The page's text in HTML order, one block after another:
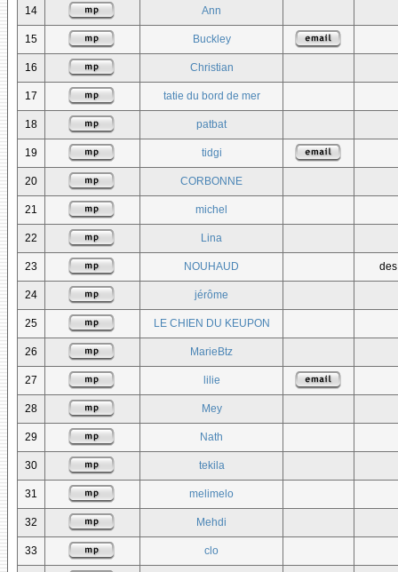
14 Ann
15 Buckley
16 Christian
17 tatie du bord de mer
18 patbat
19 tidgi
20 CORBONNE
21 michel
22 Lina
23 NOUHAUD
24 jérôme
25 LE CHIEN DU KEUPON
26 MarieBtz
27 lilie
28 Mey
29 Nath
30 tekila
31 melimelo
32 Mehdi
33 clo